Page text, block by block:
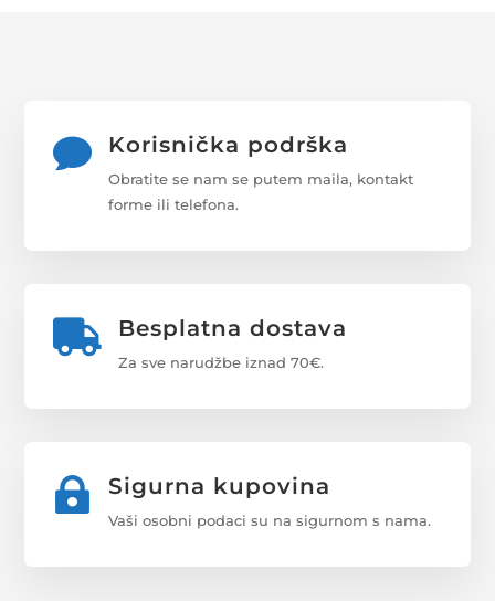
 Korisnička podrška
Obratite se nam se putem maila, kontakt
forme ili telefona.
 Besplatna dostava
Za sve narudžbe iznad 70€.
 Sigurna kupovina
Vaši osobni podaci su na sigurnom s nama.